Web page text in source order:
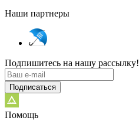
Наши партнеры
Подпишитесь на нашу рассылку!
Подписаться
Помощь